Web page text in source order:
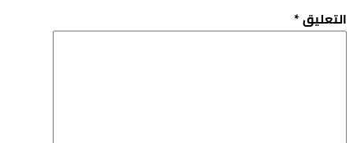
التعليق*